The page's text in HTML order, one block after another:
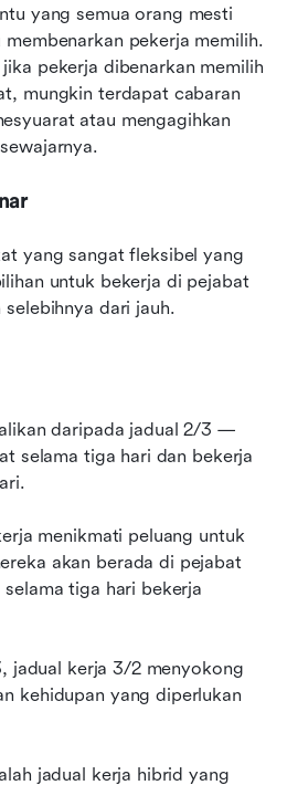
yang semua orang mesti
pekerja memilih.
pekerja dibenarkan memilih
mungkin terdapat cabaran
atau mengagihkan
yang sangat fleksibel yang
untuk bekerja di pejabat
dari jauh.
daripada jadual 2/3 —
selama tiga hari dan bekerja
menikmati peluang untuk
akan berada di pejabat
tiga hari bekerja
jadual kerja 3/2 menyokong
kehidupan yang diperlukan
jadual kerja hibrid yang